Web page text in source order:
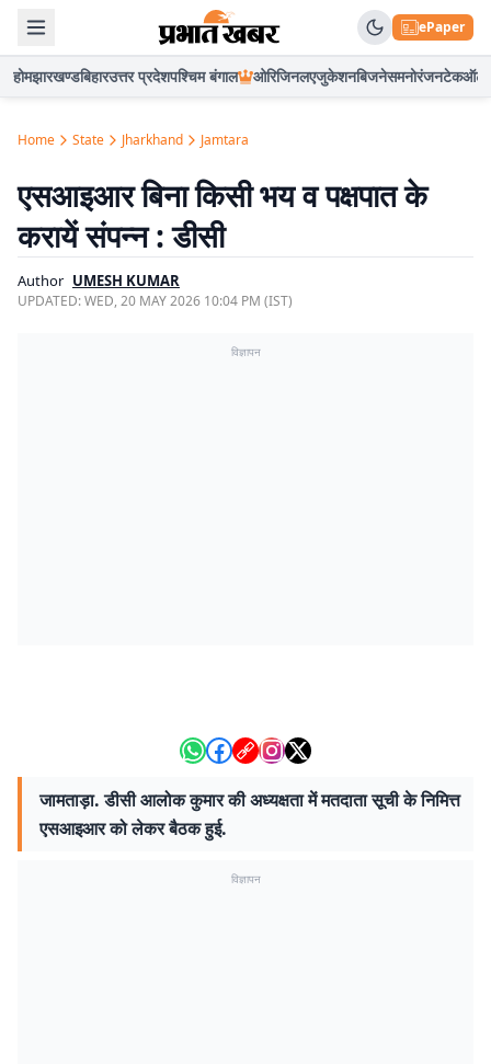
ePaper
होमझारखण्डबिहारउत्तर प्रदेशपश्चिम बंगाल ओरिजिनलएजुकेशनबिजनेसमनोरंजनटेकऑटो
Home State Jharkhand Jamtara
एसआइआर बिना किसी भय व पक्षपात के
करायें संपन्न : डीसी
Author UMESH KUMAR
UPDATED:WED, 20 MAY 2026 10:04 PM (IST)
विज्ञापन
जामताड़ा. डीसी आलोक कुमार की अध्यक्षता में मतदाता सूची के निमित्त
एसआइआर को लेकर बैठक हुई.
विज्ञापन